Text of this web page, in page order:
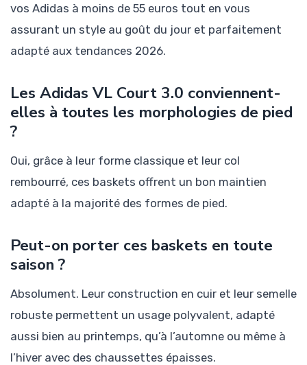
vos Adidas à moins de 55 euros tout en vous
assurant un style au goût du jour et parfaitement
adapté aux tendances 2026.
Les Adidas VL Court 3.0 conviennent-
elles à toutes les morphologies de pied
?
Oui, grâce à leur forme classique et leur col
rembourré, ces baskets offrent un bon maintien
adapté à la majorité des formes de pied.
Peut-on porter ces baskets en toute
saison ?
Absolument. Leur construction en cuir et leur semelle
robuste permettent un usage polyvalent, adapté
aussi bien au printemps, qu’à l’automne ou même à
l’hiver avec des chaussettes épaisses.